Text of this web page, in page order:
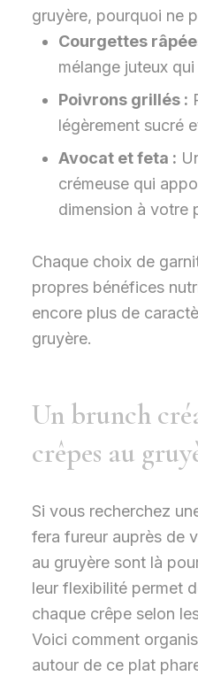
gruyère, pourquoi ne
Courgettes
mélange juteux
Poivrons grillés :
légèrement sucré
Avocat et feta :
crémeuse qui
dimension à votre
Chaque choix de
propres bénéfices
encore plus de
gruyère.
Un brunch
crêpes au
Si vous recherchez
fera fureur auprès de
au gruyère sont là
leur flexibilité permet
chaque crêpe selon
Voici comment
autour de ce plat